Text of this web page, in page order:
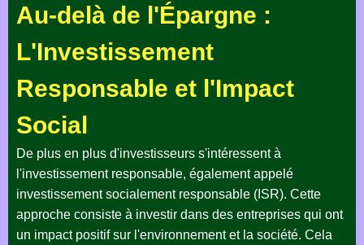
Au-delà de l'Épargne :
L'Investissement
Responsable et l'Impact
Social
De plus en plus d'investisseurs s'intéressent à
l'investissement responsable, également appelé
investissement socialement responsable (ISR). Cette
approche consiste à investir dans des entreprises qui ont
un impact positif sur l'environnement et la société. Cela